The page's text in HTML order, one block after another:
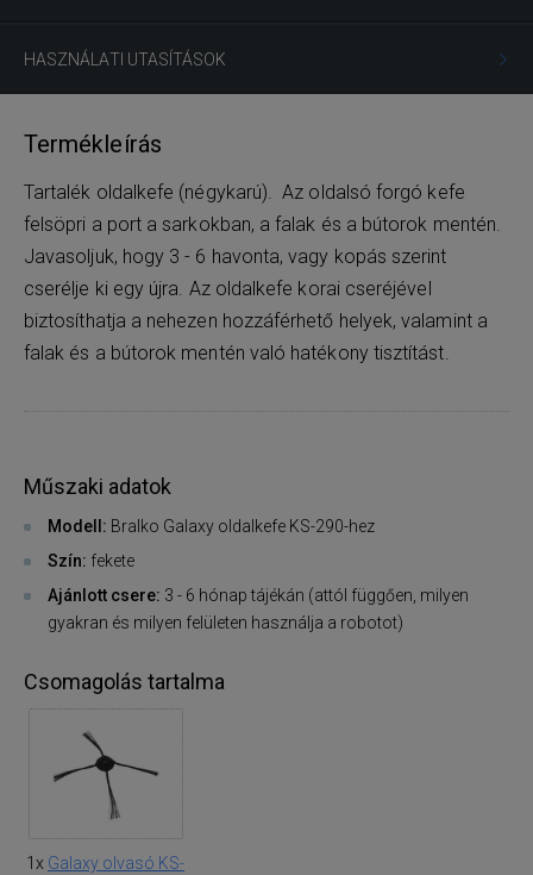
HASZNÁLATI UTASÍTÁSOK
Termékleírás
Tartalék oldalkefe (négykarú). Az oldalsó forgó kefe
felsöpri a port a sarkokban, a falak és a bútorok mentén.
Javasoljuk, hogy 3 - 6 havonta, vagy kopás szerint
cserélje ki egy újra. Az oldalkefe korai cseréjével
biztosíthatja a nehezen hozzáférhető helyek, valamint a
falak és a bútorok mentén való hatékony tisztítást.
Műszaki adatok
Modell: Bralko Galaxy oldalkefe KS-290-hez
Szín: fekete
Ajánlott csere: 3 - 6 hónap tájékán (attól függően, milyen
gyakran és milyen felületen használja a robotot)
Csomagolás tartalma
1x Galaxy olvasó KS-